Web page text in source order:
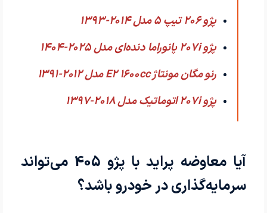
پژو 206 تیپ ۵ مدل 2014-1393
پژو 207i پانوراما دنده‌ای مدل 2025-1404
رنو مگان مونتاژ E2 1600cc مدل 2012-1391
پژو 207i اتوماتیک مدل 2018-1397
آیا معاوضه پراید با پژو 405 می‌تواند
سرمایه‌گذاری در خودرو باشد؟